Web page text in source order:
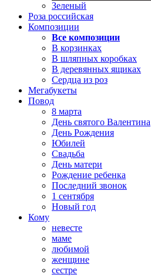
Зеленый
Роза российская
Композиции
Все композиции
В корзинках
В шляпных коробках
В деревянных ящиках
Сердца из роз
Мегабукеты
Повод
8 марта
День святого Валентина
День Рождения
Юбилей
Свадьба
День матери
Рождение ребенка
Последний звонок
1 сентября
Новый год
Кому
невесте
маме
любимой
женщине
сестре